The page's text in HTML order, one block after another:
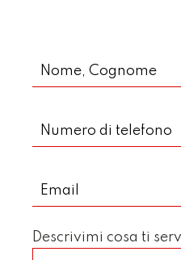
Descrivimi cosa ti